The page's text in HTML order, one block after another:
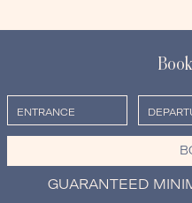
GUARANTEED